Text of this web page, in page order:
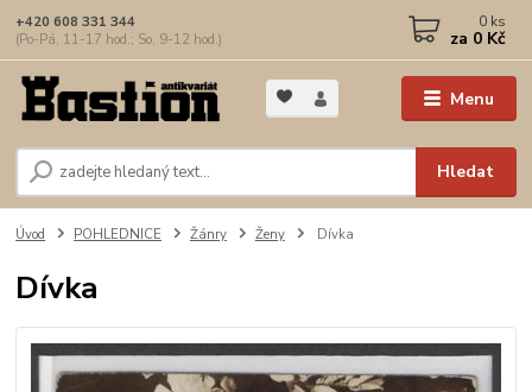
Menu
Hledat
+420 608 331 344
(Po-Pá, 11-17 hod.; So, 9-12 hod.)
0 ks
za 0 Kč
Úvod POHLEDNICE Žánry Ženy Dívka
Dívka